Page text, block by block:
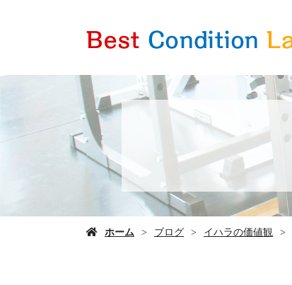
ホーム ブログ イハラの価値観